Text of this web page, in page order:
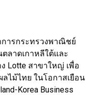
ารกระทรวงพาณิชย์
ลาดเกาหลีใต้และ
Lotte สาขาใหญ่ เพื่อ
ไม้ไทย ในโอกาสเยือน
Korea Business